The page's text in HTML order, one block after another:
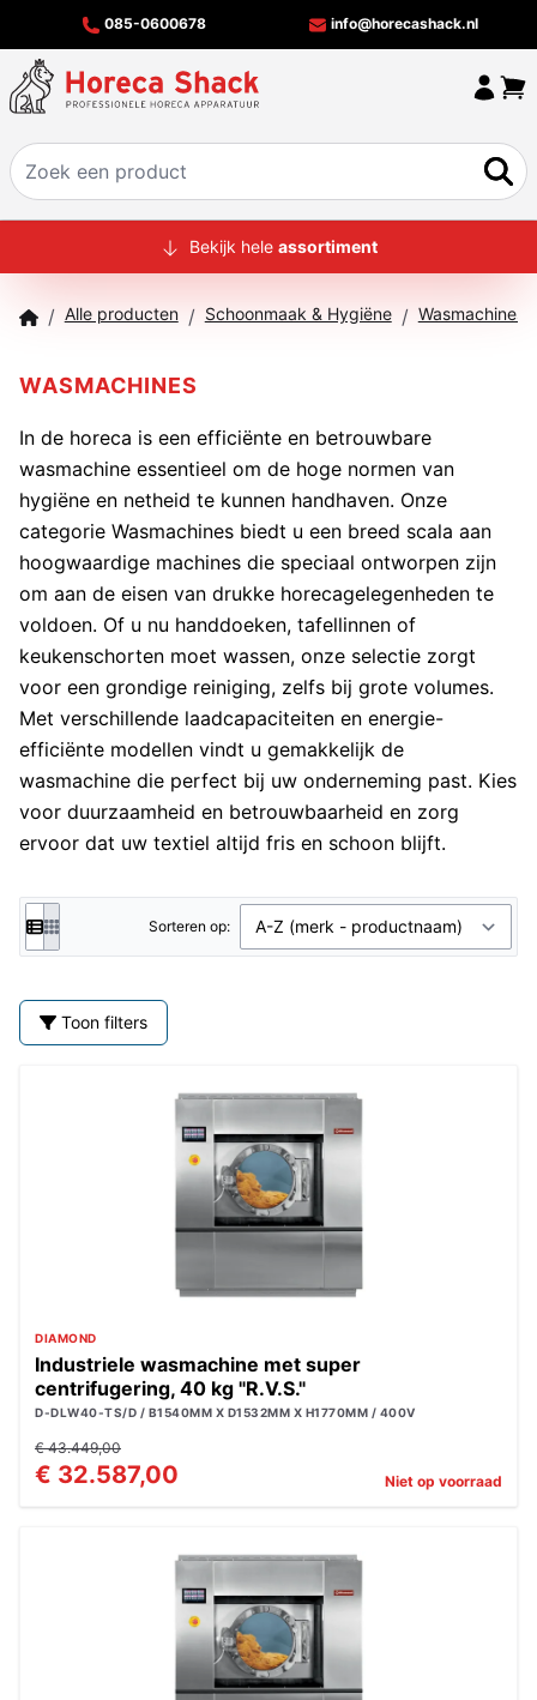
085-0600678 info@horecashack.nl
HOME
CONTACT
Bekijk hele assortiment
/ Alle producten / Schoonmaak & Hygiëne / Wasmachines
WASMACHINES
In de horeca is een efficiënte en betrouwbare
wasmachine essentieel om de hoge normen van
hygiëne en netheid te kunnen handhaven. Onze
categorie Wasmachines biedt u een breed scala aan
hoogwaardige machines die speciaal ontworpen zijn
om aan de eisen van drukke horecagelegenheden te
voldoen. Of u nu handdoeken, tafellinnen of
keukenschorten moet wassen, onze selectie zorgt
voor een grondige reiniging, zelfs bij grote volumes.
Met verschillende laadcapaciteiten en energie-
efficiënte modellen vindt u gemakkelijk de
wasmachine die perfect bij uw onderneming past. Kies
voor duurzaamheid en betrouwbaarheid en zorg
ervoor dat uw textiel altijd fris en schoon blijft.
Sorteren op:
Toon filters
DIAMOND
Industriele wasmachine met super
centrifugering, 40 kg "R.V.S."
D-DLW40-TS/D / B1540MM X D1532MM X H1770MM / 400V
€ 43.449,00
€ 32.587,00 Niet op voorraad